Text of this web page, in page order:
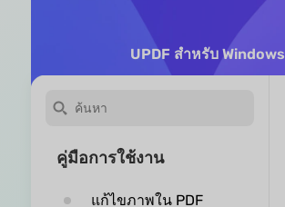
UPDF สำหรับ Windows
คู่มือการใช้งาน
แก้ไขภาพใน PDF